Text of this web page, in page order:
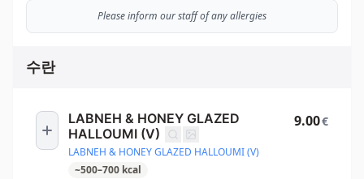
Please inform our staff of any allergies
수란
LABNEH & HONEY GLAZED
HALLOUMI (V)
LABNEH & HONEY GLAZED HALLOUMI (V)
~500–700 kcal
9.00€